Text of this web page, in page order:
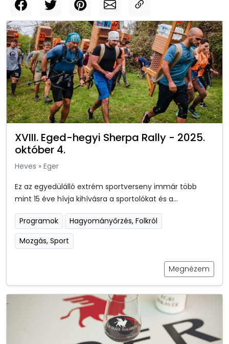
XVIII. Eged-hegyi Sherpa Rally - 2025.
október 4.
Heves » Eger
Ez az egyedülálló extrém sportverseny immár több
mint 15 éve hívja kihívásra a sportolókat és a...
Programok
Hagyományőrzés, Folkról
Mozgás, Sport
Megnézem